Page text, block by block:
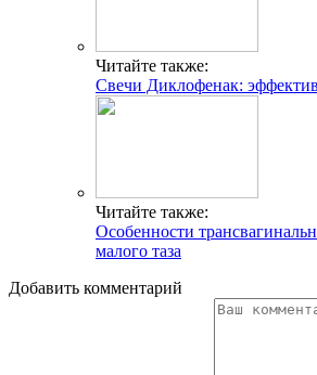
Читайте также:
Свечи Диклофенак:
Читайте также:
Особенности
малого таза
Добавить комментарий